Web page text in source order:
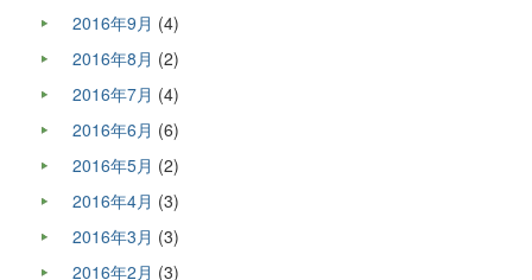
2016年9月 (4)
2016年8月 (2)
2016年7月 (4)
2016年6月 (6)
2016年5月 (2)
2016年4月 (3)
2016年3月 (3)
2016年2月 (3)